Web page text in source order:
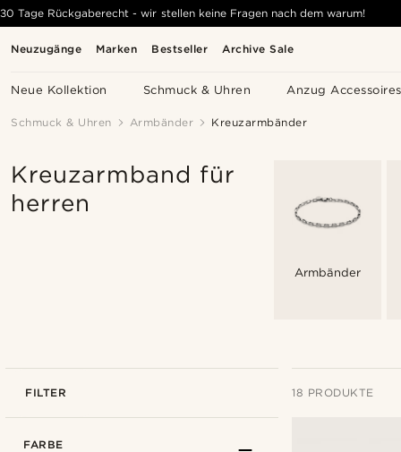
Neuzugänge Marken Bestseller Archive Sale
Neue Kollektion Schmuck & Uhren Anzug Accessoires
30 Tage Rückgaberecht - wir stellen keine Fragen nach dem warum!
Schmuck & Uhren Armbänder Kreuzarmbänder
Kreuzarmband für
herren
Armbänder
FILTER 18 PRODUKTE
FARBE